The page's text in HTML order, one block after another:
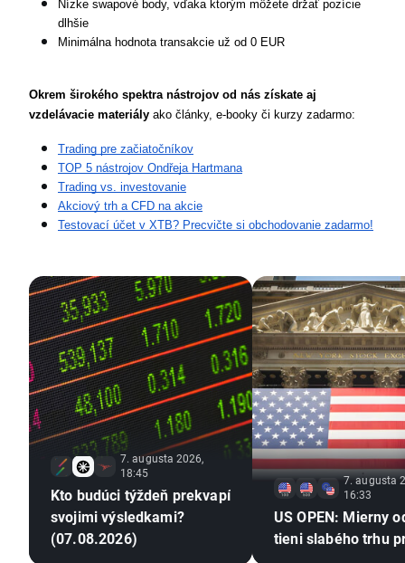
Nízke swapové body, vďaka ktorým môžete držať pozície
dlhšie
Minimálna hodnota transakcie už od 0 EUR
Okrem širokého spektra nástrojov od nás získate aj
vzdelávacie materiály ako články, e-booky či kurzy zadarmo:
Trading pre začiatočníkov
TOP 5 nástrojov Ondřeja Hartmana
Trading vs. investovanie
Akciový trh a CFD na akcie
Testovací účet v XTB? Precvičte si obchodovanie zadarmo!
7. augusta 2026,
18:45
Kto budúci týždeň prekvapí
svojimi výsledkami?
(07.08.2026)
7. augusta
16:33
US OPEN: Mierny
tieni slabého trhu